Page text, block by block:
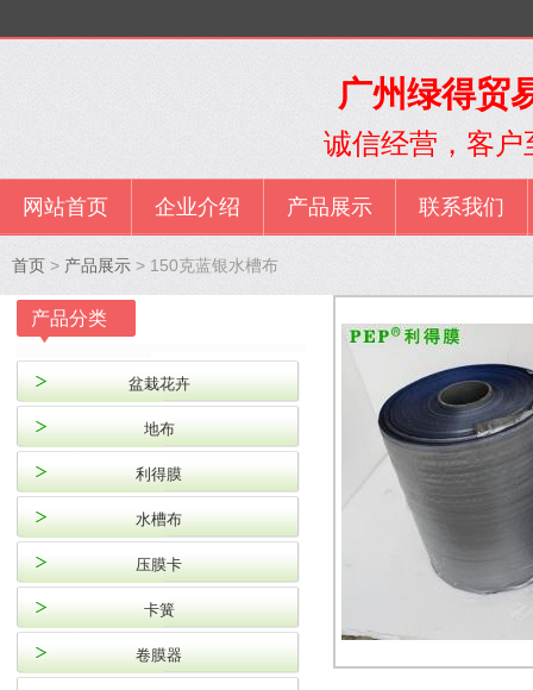
广州绿得贸
诚信经营，客
网站首页 企业介绍 产品展示 联系我们
首页 > 产品展示 > 150克蓝银水槽布
产品分类
盆栽花卉
地布
利得膜
水槽布
压膜卡
卡簧
卷膜器